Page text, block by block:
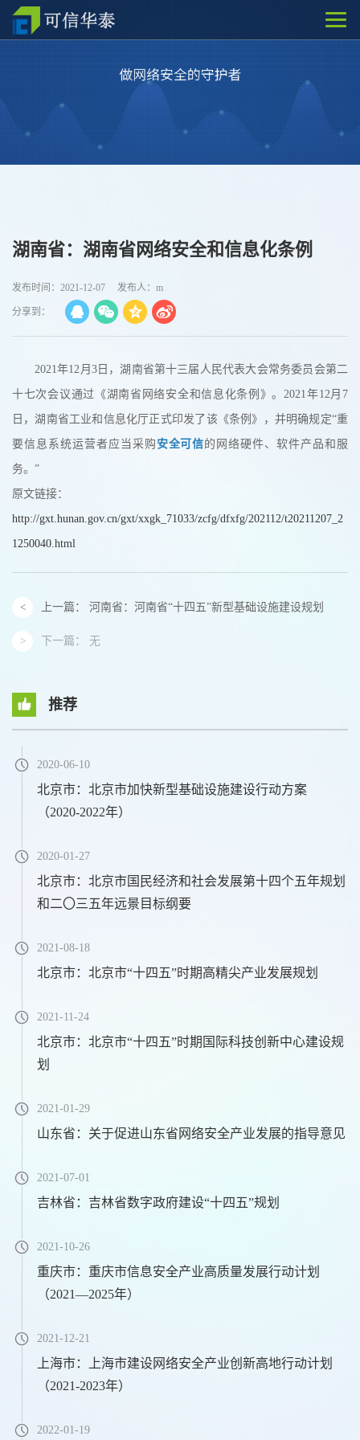
湖南省：湖南省网络安全和信息化条例
发布时间：2021-12-07 发布人：m
分享到：
2021年12月3日，湖南省第十三届人民代表大会常务委员会第二
十七次会议通过《湖南省网络安全和信息化条例》。2021年12月7
日，湖南省工业和信息化厅正式印发了该《条例》，并明确规定“重
要信息系统运营者应当采购 安全可信的网络硬件、软件产品和服
务。”
原文链接：
http://gxt.hunan.gov.cn/gxt/xxgk_71033/zcfg/dfxfg/202112/t20211207_2
1250040.html
上一篇： 河南省：河南省“十四五”新型基础设施建设规划
下一篇： 无
推荐
2020-06-10
北京市：北京市加快新型基础设施建设行动方案
（2020-2022年）
2020-01-27
北京市：北京市国民经济和社会发展第十四个五年规划
和二〇三五年远景目标纲要
2021-08-18
北京市：北京市“十四五”时期高精尖产业发展规划
2021-11-24
北京市：北京市“十四五”时期国际科技创新中心建设规
划
2021-01-29
山东省：关于促进山东省网络安全产业发展的指导意见
2021-07-01
吉林省：吉林省数字政府建设“十四五”规划
2021-10-26
重庆市：重庆市信息安全产业高质量发展行动计划
（2021—2025年）
2021-12-21
上海市：上海市建设网络安全产业创新高地行动计划
（2021-2023年）
2022-01-19